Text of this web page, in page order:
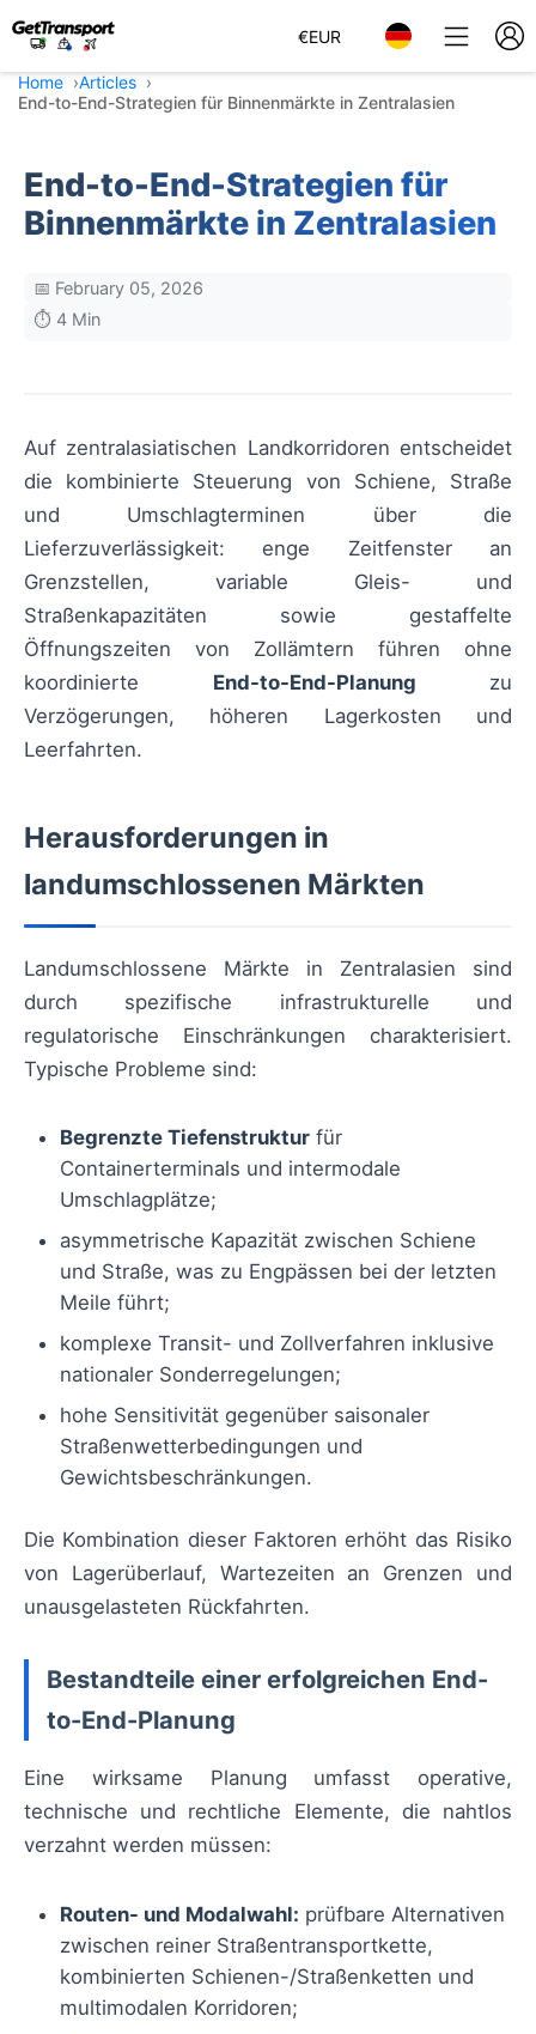
€EUR
Home
Articles
End-to-End-Strategien für Binnenmärkte in Zentralasien
End-to-End-Strategien für
Binnenmärkte in Zentralasien
📅 February 05, 2026
⏱️ 4 Min
Auf zentralasiatischen Landkorridoren entscheidet
die kombinierte Steuerung von Schiene, Straße
und Umschlagterminen über die
Lieferzuverlässigkeit: enge Zeitfenster an
Grenzstellen, variable Gleis- und
Straßenkapazitäten sowie gestaffelte
Öffnungszeiten von Zollämtern führen ohne
koordinierte End-to-End-Planung zu
Verzögerungen, höheren Lagerkosten und
Leerfahrten.
Herausforderungen in
landumschlossenen Märkten
Landumschlossene Märkte in Zentralasien sind
durch spezifische infrastrukturelle und
regulatorische Einschränkungen charakterisiert.
Typische Probleme sind:
Begrenzte Tiefenstruktur für
Containerterminals und intermodale
Umschlagplätze;
asymmetrische Kapazität zwischen Schiene
und Straße, was zu Engpässen bei der letzten
Meile führt;
komplexe Transit- und Zollverfahren inklusive
nationaler Sonderregelungen;
hohe Sensitivität gegenüber saisonaler
Straßenwetterbedingungen und
Gewichtsbeschränkungen.
Die Kombination dieser Faktoren erhöht das Risiko
von Lagerüberlauf, Wartezeiten an Grenzen und
unausgelasteten Rückfahrten.
Bestandteile einer erfolgreichen End-
to-End-Planung
Eine wirksame Planung umfasst operative,
technische und rechtliche Elemente, die nahtlos
verzahnt werden müssen:
Routen- und Modalwahl: prüfbare Alternativen
zwischen reiner Straßentransportkette,
kombinierten Schienen-/Straßenketten und
multimodalen Korridoren;